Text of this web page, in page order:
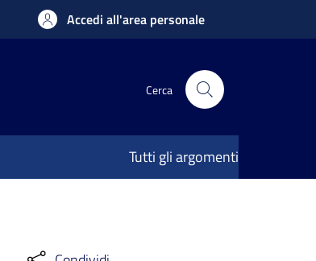
Accedi all'area personale
Cerca
Tutti gli argomenti